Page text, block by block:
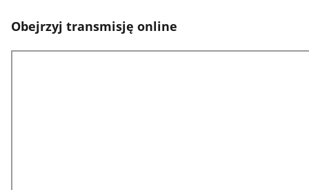
Obejrzyj transmisję online